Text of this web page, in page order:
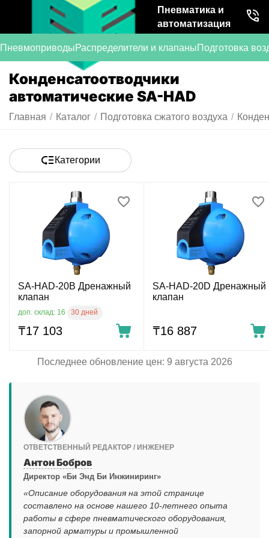
Пневматика и
автоматизация
ПневмоприводыРаспределители и клапаныПодготовка
Конденсатоотводчики
автоматические SA-HAD
Главная / Каталог / Подготовка сжатого воздуха /
Категории
SA-HAD-20B Дренажный
клапан
доп. склад: 16 30 дней
₸17 103
SA-HAD-20D Дренажный
клапан
₸16 887
Последнее обновление цен: 9 августа 2026
ОТВЕТСТВЕННЫЙ РЕДАКТОР / ИНЖЕНЕР
Антон Бобров
Директор «Би Энд Би Инжиниринг»
«Описание оборудования на этой странице
составлено на основе нашего 10-летнего опыта
работы в сфере пневматического оборудования,
запорной арматуры и промышленной